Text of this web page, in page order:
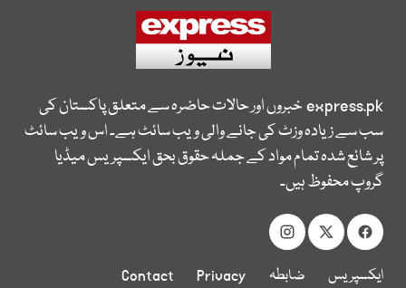
express.pkخبروں اور حالات حاضرہ سے متعلق پاکستان کی
سب سے زیادہ وزٹ کی جانے والی ویب سائٹ ہے۔ اس ویب سائٹ
پر شائع شدہ تمام مواد کے جملہ حقوق بحق ایکسپریس میڈیا
گروپ محفوظ ہیں۔
ایکسپریس
ضابطہ
Privacy
Contact